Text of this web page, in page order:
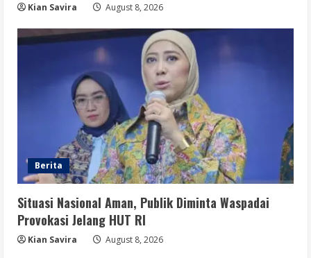
5
Dorong Perlindungan Data dan Konten
Jurnalistik
August 8, 2026
Kian Savira August 8, 2026
Berita
Situasi Nasional Aman, Publik Diminta Waspadai
Provokasi Jelang HUT RI
Kian Savira August 8, 2026